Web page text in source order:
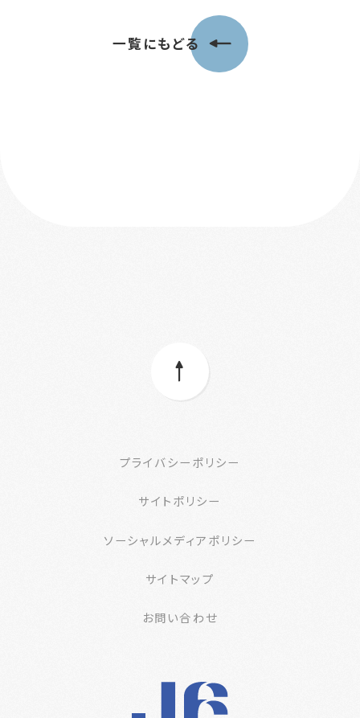
一覧にもどる
プライバシーポリシー
サイトポリシー
ソーシャルメディアポリシー
サイトマップ
お問い合わせ